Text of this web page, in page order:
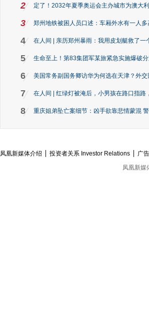
2 定了！2032年夏季奥运会主办城市为澳大
3 郑州地铁被困人员口述：车厢外水有一人
4 在人间 | 亲历郑州暴雨：我用皮划艇救了一
5 生命至上！第83集团军某旅紧急实施爆破
6 美国常务副国务卿访华为何选在天津？外交
7 在人间 | 红绿灯被淹后，小男孩在路口指路
8 重庆姐弟坠亡案细节：凶手欲靠悲情蒙混
凤凰新媒体介绍 投资者关系 Investor Relations 广
凤凰新媒